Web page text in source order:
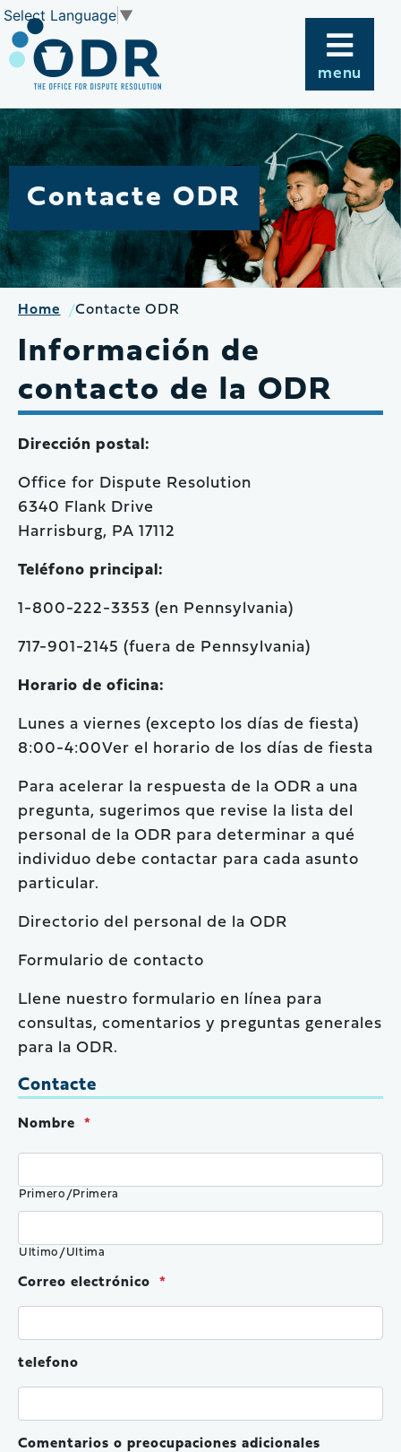
Skip
to
content
Select Language ▼
menu
Contacte ODR
Home Contacte ODR
Información de
contacto de la ODR
Dirección postal:
Office for Dispute Resolution
6340 Flank Drive
Harrisburg, PA 17112
Teléfono principal:
1-800-222-3353 (en Pennsylvania)
717-901-2145 (fuera de Pennsylvania)
Horario de oficina:
Lunes a viernes (excepto los días de fiesta)
8:00-4:00Ver el horario de los días de fiesta
Para acelerar la respuesta de la ODR a una
pregunta, sugerimos que revise la lista del
personal de la ODR para determinar a qué
individuo debe contactar para cada asunto
particular.
Directorio del personal de la ODR
Formulario de contacto
Llene nuestro formulario en línea para
consultas, comentarios y preguntas generales
para la ODR.
Contacte
Nombre *
Primero/Primera
Ultimo/Ultima
Correo electrónico *
telefono
Comentarios o preocupaciones adicionales